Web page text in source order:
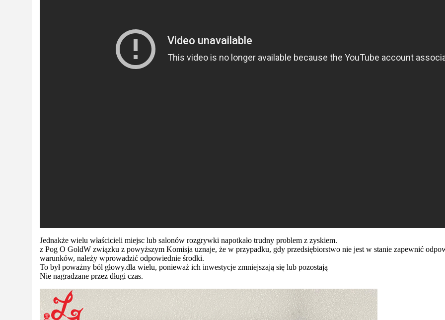
Jednakże wielu właścicieli miejsc lub salonów rozgrywki napotkało trudny problem z zyskiem.
z Pog O GoldW związku z powyższym Komisja uznaje, że w przypadku, gdy przedsiębiorstwo nie jest w stanie zapewnić
warunków, należy wprowadzić odpowiednie środki.
To był poważny ból głowy.dla wielu, ponieważ ich inwestycje zmniejszają się lub pozostają
Nie nagradzane przez długi czas.